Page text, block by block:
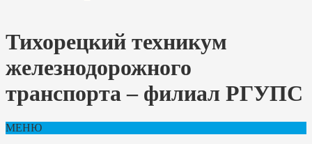
Тихорецкий техникум
железнодорожного
транспорта – филиал РГУПС
МЕНЮ